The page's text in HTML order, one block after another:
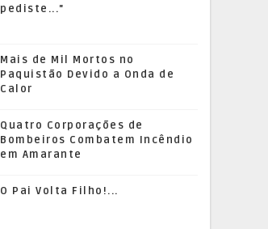
pediste..."
Mais de Mil Mortos no
Paquistão Devido a Onda de
Calor
Quatro Corporações de
Bombeiros Combatem Incêndio
em Amarante
O Pai Volta Filho!...